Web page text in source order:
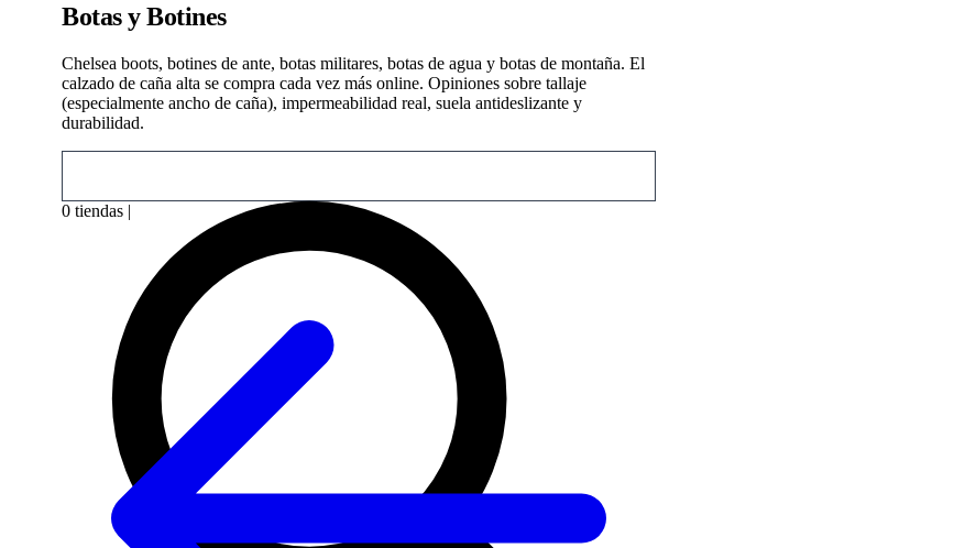
Botas y Botines
Chelsea boots, botines de ante, botas militares, botas de agua y botas de montaña. El
calzado de caña alta se compra cada vez más online. Opiniones sobre tallaje
(especialmente ancho de caña), impermeabilidad real, suela antideslizante y
durabilidad.
0 tiendas |